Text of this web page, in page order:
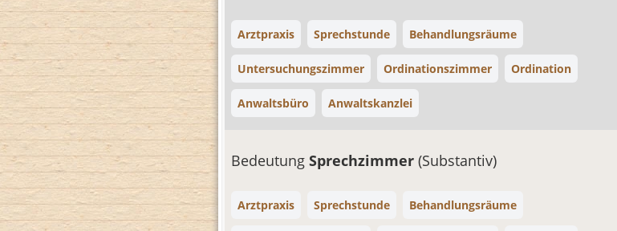
Arztpraxis Sprechstunde Behandlungsräume
Untersuchungszimmer Ordinationszimmer Ordination
Anwaltsbüro Anwaltskanzlei
Bedeutung Sprechzimmer (Substantiv)
Arztpraxis Sprechstunde Behandlungsräume